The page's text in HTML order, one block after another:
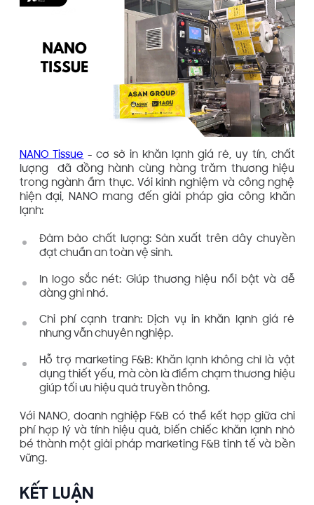
NANO Tissue - cơ sở in khăn lạnh giá rẻ, uy tín, chất
lượng đã đồng hành cùng hàng trăm thương hiệu
trong ngành ẩm thực. Với kinh nghiệm và công nghệ
hiện đại, NANO mang đến giải pháp gia công khăn
lạnh:
Đảm bảo chất lượng: Sản xuất trên dây chuyền
đạt chuẩn an toàn vệ sinh.
In logo sắc nét: Giúp thương hiệu nổi bật và dễ
dàng ghi nhớ.
Chi phí cạnh tranh: Dịch vụ in khăn lạnh giá rẻ
nhưng vẫn chuyên nghiệp.
Hỗ trợ marketing F&B: Khăn lạnh không chỉ là vật
dụng thiết yếu, mà còn là điểm chạm thương hiệu
giúp tối ưu hiệu quả truyền thông.
Với NANO, doanh nghiệp F&B có thể kết hợp giữa chi
phí hợp lý và tính hiệu quả, biến chiếc khăn lạnh nhỏ
bé thành một giải pháp marketing F&B tinh tế và bền
vững.
KẾT LUẬN